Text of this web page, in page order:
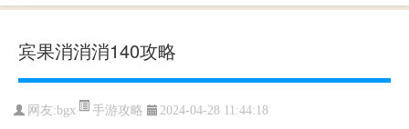
宾果消消消140攻略
网友:bgx 手游攻略 2024-04-28 11:44:18